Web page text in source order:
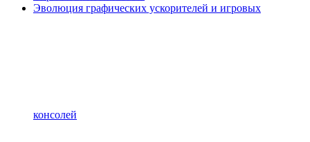
Эволюция графических ускорителей и игровых
консолей